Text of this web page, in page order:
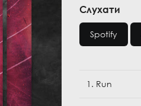
Слухати
Spotify
1. Run